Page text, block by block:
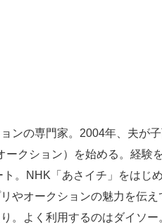
ンの専門家。2004年、夫が
クション）を始める。経験
。NHK「あさイチ」をはじ
やオークションの魅力を伝え
。よく利用するのはダイソー